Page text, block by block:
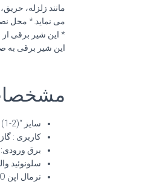
مانند زلزله،
می نماید.* محل
* این شیر برقی
این شیر برقی به
سایز “(2-1) یک ویکدوم اینچ
کاربری : گاز
برق ورودی: 220AC،12Vdc،24Vdc : INPUT
سلونوئید
نرمال اپن NO